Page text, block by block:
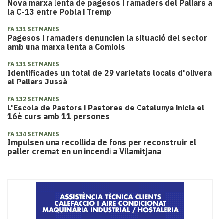
Nova marxa lenta de pagesos i ramaders del Pallars a
la C-13 entre Pobla i Tremp
FA 131 SETMANES
Pagesos i ramaders denuncien la situació del sector
amb una marxa lenta a Comiols
FA 131 SETMANES
Identificades un total de 29 varietats locals d'olivera
al Pallars Jussà
FA 132 SETMANES
​L'Escola de Pastors i Pastores de Catalunya inicia el
16è curs amb 11 persones
FA 134 SETMANES
Impulsen una recollida de fons per reconstruir el
paller cremat en un incendi a Vilamitjana